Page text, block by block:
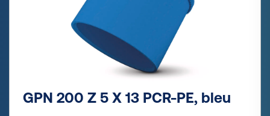
GPN 200 Z 5 X 13 PCR-PE, bleu